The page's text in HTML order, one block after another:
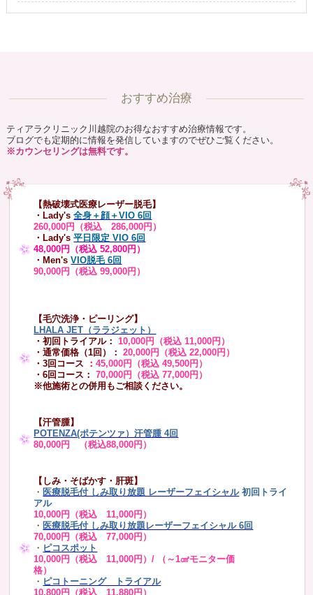
おすすめ治療
ティアラクリニック川越院のお得なおすすめ治療情報です。
ブログでも定期的に情報を発信していますのでぜひご覧ください。
※カウンセリングは無料です。
【熱破壊式医療レーザー脱毛】
・Lady's 全身＋顔＋VIO 6回
260,000円（税込 286,000円）
・Lady's平日限定 VIO 6回
48,000円（税込 52,800円）
・Men's VIO脱毛 6回
90,000円（税込 99,000円）
【毛穴洗浄・ピーリング】
LHALA JET（ララジェット）
・初回トライアル：10,000円（税込 11,000円）
・通常価格（1回）：
20,000円（税込 22,000円）
・3回コース ：45,000円（税込 49,500円）
・6回コース：
70,000円（税込 77,000円）
※他施術との併用もご相談ください。
【汗管腫】
POTENZA(ポテンツァ）汗管腫 4回
80,000円 （税込88,000円）
【しみ・そばかす・肝斑】
・ 医療脱毛付 しみ取り放題 レーザーフェイシャル 初回トライ
アル
10,000円（税込 11,000円）
・ 医療脱毛付 しみ取り放題レーザーフェイシャル 6回
70,000円（税込 77,000円）
・ ピコスポット
10,000円（税込 11,000円）/ （～1㎠モニター価
格）
・ ピコトーニング トライアル
10,800円（税込 11,880円）